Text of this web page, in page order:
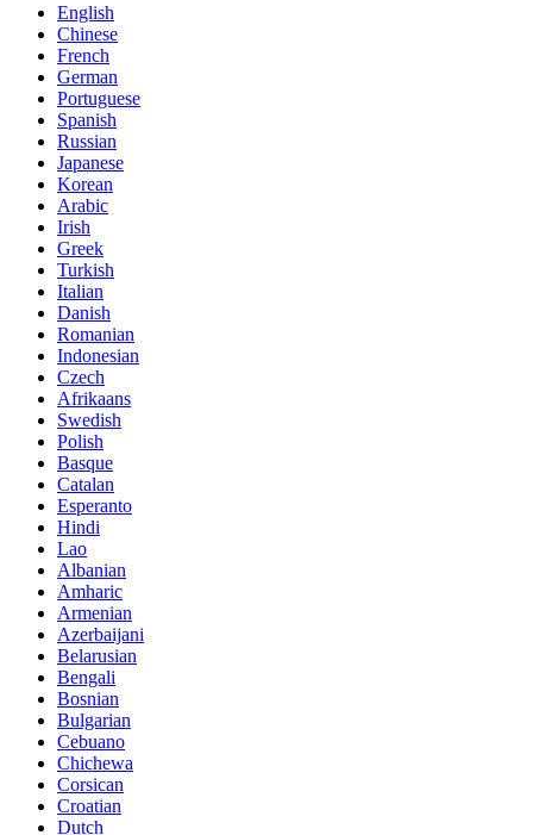
English
Chinese
French
German
Portuguese
Spanish
Russian
Japanese
Korean
Arabic
Irish
Greek
Turkish
Italian
Danish
Romanian
Indonesian
Czech
Afrikaans
Swedish
Polish
Basque
Catalan
Esperanto
Hindi
Lao
Albanian
Amharic
Armenian
Azerbaijani
Belarusian
Bengali
Bosnian
Bulgarian
Cebuano
Chichewa
Corsican
Croatian
Dutch